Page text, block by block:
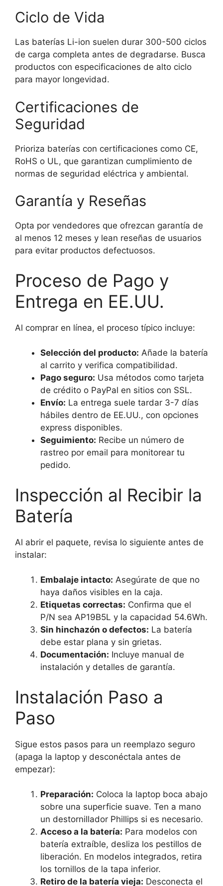
Ciclo de Vida
Las baterías Li-ion suelen durar 300-500 ciclos
de carga completa antes de degradarse. Busca
productos con especificaciones de alto ciclo
para mayor longevidad.
Certificaciones de
Seguridad
Prioriza baterías con certificaciones como CE,
RoHS o UL, que garantizan cumplimiento de
normas de seguridad eléctrica y ambiental.
Garantía y Reseñas
Opta por vendedores que ofrezcan garantía de
al menos 12 meses y lean reseñas de usuarios
para evitar productos defectuosos.
Proceso de Pago y
Entrega en EE.UU.
Al comprar en línea, el proceso típico incluye:
Selección del producto: Añade la batería
al carrito y verifica compatibilidad.
Pago seguro: Usa métodos como tarjeta
de crédito o PayPal en sitios con SSL.
Envío: La entrega suele tardar 3-7 días
hábiles dentro de EE.UU., con opciones
express disponibles.
Seguimiento: Recibe un número de
rastreo por email para monitorear tu
pedido.
Inspección al Recibir la
Batería
Al abrir el paquete, revisa lo siguiente antes de
instalar:
Embalaje intacto: Asegúrate de que no
haya daños visibles en la caja.
Etiquetas correctas: Confirma que el
P/N sea AP19B5L y la capacidad 54.6Wh.
Sin hinchazón o defectos: La batería
debe estar plana y sin grietas.
Documentación: Incluye manual de
instalación y detalles de garantía.
Instalación Paso a
Paso
Sigue estos pasos para un reemplazo seguro
(apaga la laptop y desconéctala antes de
empezar):
Preparación: Coloca la laptop boca abajo
sobre una superficie suave. Ten a mano
un destornillador Phillips si es necesario.
Acceso a la batería: Para modelos con
batería extraíble, desliza los pestillos de
liberación. En modelos integrados, retira
los tornillos de la tapa inferior.
Retiro de la batería vieja: Desconecta el